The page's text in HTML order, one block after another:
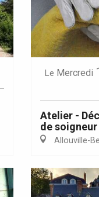
Le Mercredi
Atelier -
de
Allouville-